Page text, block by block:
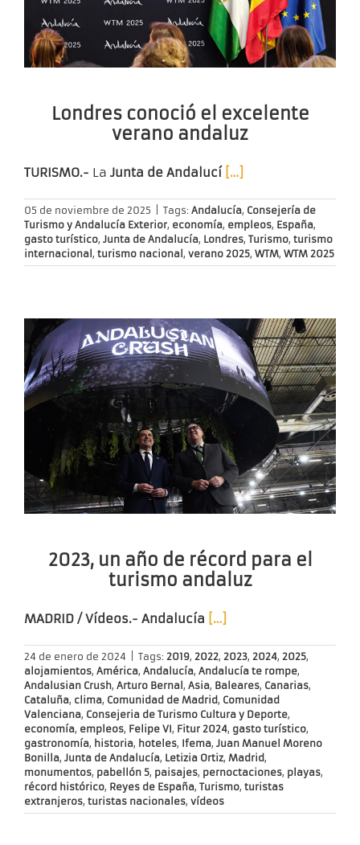
Londres conoció el excelente
verano andaluz
TURISMO.- La Junta de Andalucí […]
05 de noviembre de 2025 Tags: Andalucía, Consejería de
Turismo y Andalucía Exterior, economía, empleos, España,
gasto turístico, Junta de Andalucía, Londres, Turismo, turismo
internacional , turismo nacional , verano 2025, WTM, WTM 2025
2023, un año de récord para el
turismo andaluz
MADRID / Vídeos.- Andalucía […]
24 de enero de 2024 Tags: 2019, 2022, 2023, 2024, 2025,
alojamientos, América, Andalucía, Andalucía te rompe,
Andalusian Crush, Arturo Bernal , Asia, Baleares, Canarias,
Cataluña, clima, Comunidad de Madrid, Comunidad
Valenciana, Consejeria de Turismo Cultura y Deporte,
economía, empleos, Felipe VI, Fitur 2024, gasto turístico,
gastronomía, historia, hoteles, Ifema, Juan Manuel Moreno
Bonilla, Junta de Andalucía, Letizia Ortiz, Madrid,
monumentos, pabellón 5, paisajes, pernoctaciones, playas,
récord histórico, Reyes de España, Turismo, turistas
extranjeros, turistas nacionales, vídeos